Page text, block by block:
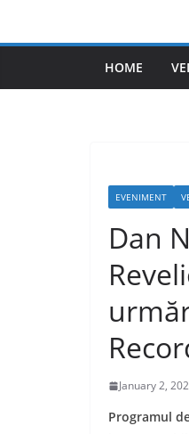
HOME
EVENIMENT
Dan
January 2,
Programul